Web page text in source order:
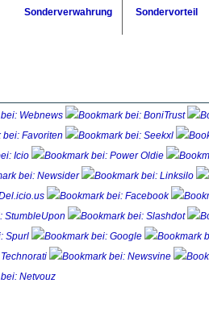
Sonderverwahrung Sondervorteil